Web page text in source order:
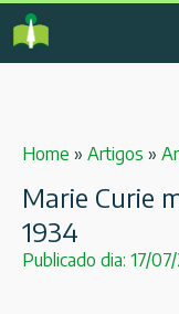
Home » Artigos »
Marie Curie
1934
Publicado dia: 17/